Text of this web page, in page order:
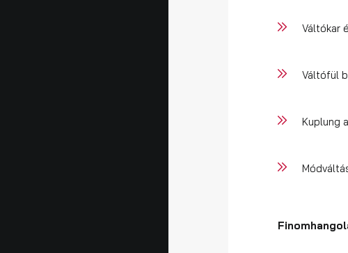
Váltókar
Váltófül
Kuplung